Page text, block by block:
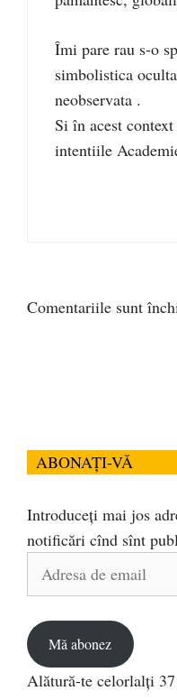
Îmi pare rau s-o
simbolistica
neobservata .
Si în acest
intentiile
Comentariile sunt
ABONAȚI-VĂ
Introduceți mai jos
notificări cînd sînt
Adresa
Mă abonez
Alătură-te celorlalți